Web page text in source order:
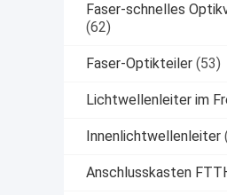
Faser-schnelles
(62)
Faser-Optikteiler (53)
Lichtwellenleiter im
Innenlichtwellenleiter
Anschlusskasten